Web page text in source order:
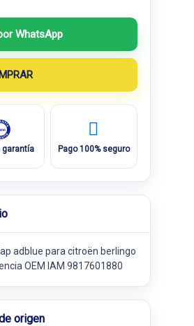
WhatsApp
garantía Pago 100% seguro
adblue para citroën berlingo
OEM IAM 9817601880
origen